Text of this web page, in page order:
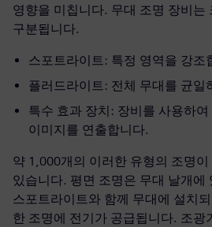
영향을 미칩니다. 무대 조명 장비는
구분됩니다.
스포트라이트: 특정 영역을 강조
플러드라이트: 전체 무대를 균일
특수 효과 장치: 장비를 사용하
이미지를 연출합니다.
약 1,000개의 이러한 유형의 조명이
있습니다. 평면 조명은 무대 날개에
스포트라이트와 함께 무대에 설치
한 조명에 전기가 공급됩니다. 조광